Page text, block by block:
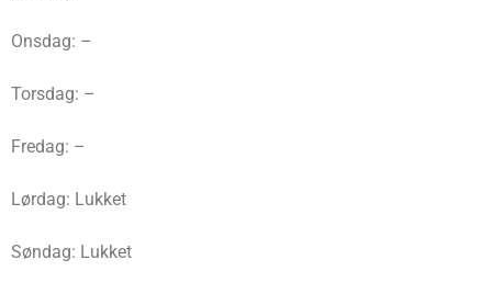
Onsdag: –
Torsdag: –
Fredag: –
Lørdag: Lukket
Søndag: Lukket